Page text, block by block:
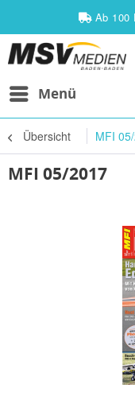
Ab 100
Menü
Übersicht MFI
MFI 05/2017